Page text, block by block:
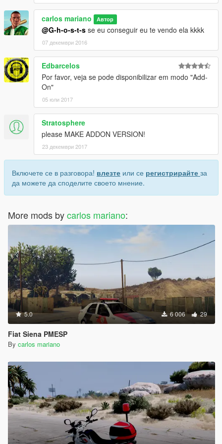
carlos mariano Автор
@G-h-o-s-t-s se eu conseguir eu te vendo ela kkkk
07 декември 2016
Edbarcelos
Por favor, veja se pode disponibilizar em modo "Add-
On"
05 юли 2017
Stratosphere
please MAKE ADDON VERSION!
23 декември 2017
Включете се в разговора! влезте или се регистрирайте за
да можете да споделите своето мнение.
More mods bycarlos mariano:
5.0 6 006 29
Fiat Siena PMESP
By carlos mariano